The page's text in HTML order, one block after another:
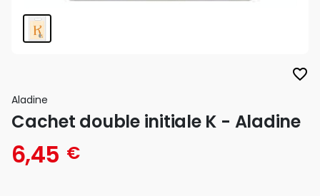
favorite_border
Aladine
Cachet double initiale K - Aladine
6,45 €